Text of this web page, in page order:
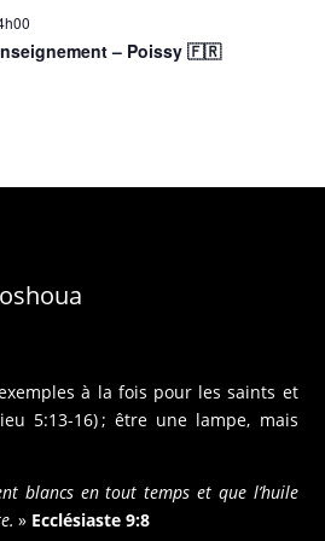
– Poissy 🇫🇷
à la fois pour les saints et
5:13-16) ; être une lampe, mais
blancs en tout temps et que l’huile
» Ecclésiaste 9:8